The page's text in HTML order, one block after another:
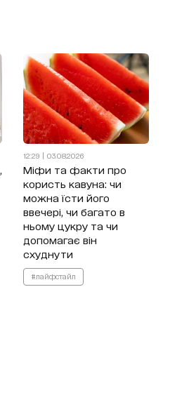
12:29 | 03.08.2026
Міфи та факти про
користь кавуна: чи
можна їсти його
ввечері, чи багато в
ньому цукру та чи
допомагає він
схуднути
#лайфстайл